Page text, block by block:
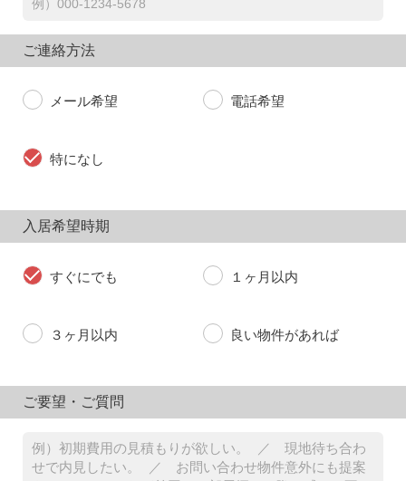
ご連絡方法
メール希望 電話希望
特になし
入居希望時期
すぐにでも １ヶ月以内
３ヶ月以内 良い物件があれば
ご要望・ご質問